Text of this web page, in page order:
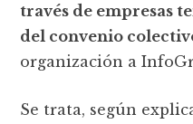
través de empresas
del convenio
organización a
Se trata, según